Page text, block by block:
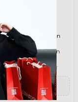
tarzı ve kaliteli
hem de kadınlar
ışınlarından
koyu, alt kısmının
Bu sayede, hem
hem de alt kısımdan
güneş gözlüğü
sağlığınızı korur.
Renk Unisex güneş
lense sahiptir. Bu
dayanıklı ve